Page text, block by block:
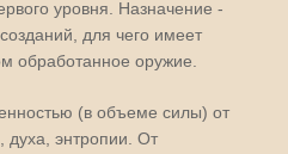
уровня. Назначение -
для чего имеет
обработанное оружие.
(в объеме силы) от
духа, энтропии. От